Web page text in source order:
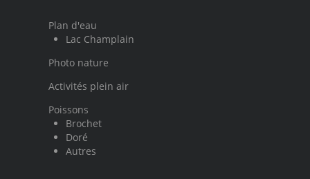
Plan d'eau
Lac Champlain
Photo nature
Activités plein air
Poissons
Brochet
Doré
Autres